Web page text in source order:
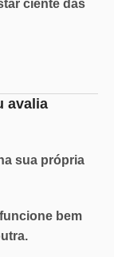
ciente das
avalia
sua própria
bem